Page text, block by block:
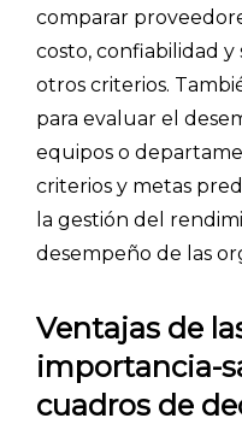
comparar
costo, confiabilidad
otros criterios.
para evaluar el
equipos o
criterios y metas
la gestión del
desempeño de las
Ventajas de
importancia-
cuadros de